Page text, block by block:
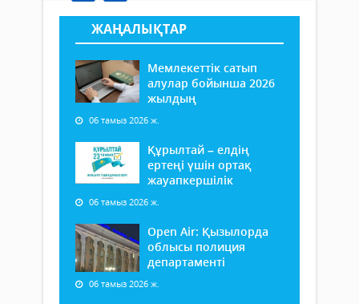
ЖАҢАЛЫҚТАР
Мемлекеттік сатып
алулар бойынша 2026
жылдың
06 тамыз 2026 ж.
Құрылтай – елдің
ертеңі үшін ортақ
жауапкершілік
06 тамыз 2026 ж.
Open Air: Қызылорда
облысы полиция
департаменті
06 тамыз 2026 ж.